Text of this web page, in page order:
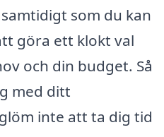
som du kan
göra ett klokt val
och din budget. Så
med ditt
inte att ta dig tid